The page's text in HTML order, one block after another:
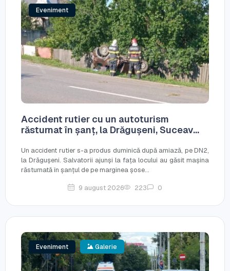
Eveniment
Accident rutier cu un autoturism
răsturnat în șanț, la Drăgușeni, Suceav...
Un accident rutier s-a produs duminică după amiază, pe DN2,
la Drăgușeni. Salvatorii ajunși la fața locului au găsit mașina
răsturnată în șanțul de pe marginea șose...
9 august 2026 223 0
Eveniment Galerie